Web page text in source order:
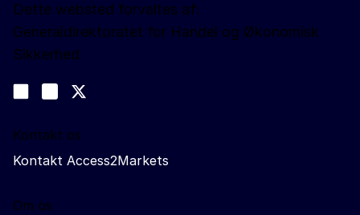
Dette websted forvaltes af:
Generaldirektoratet for Handel og Økonomisk
Sikkerhed
Join us on LinkedIn
Trade-Off podcast
Kontakt os
Kontakt Access2Markets
Om os